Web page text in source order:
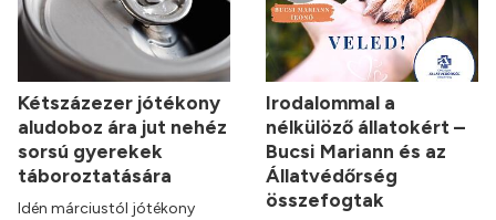
Kétszázezer jótékony
aludoboz ára jut nehéz
sorsú gyerekek
táboroztatására
Idén márciustól jótékony
Irodalommal a
nélkülöző állatokért –
Bucsi Mariann és az
Állatvédőrség
összefogtak